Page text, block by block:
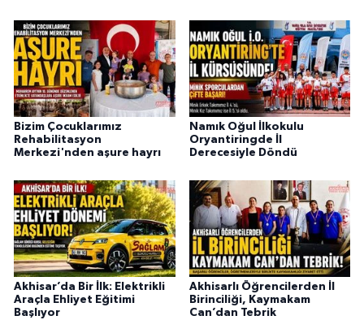
Bizim Çocuklarımız
Rehabilitasyon
Merkezi'nden aşure hayrı
Namık Oğul İlkokulu
Oryantiringde İl
Derecesiyle Döndü
Akhisar’da Bir İlk: Elektrikli
Araçla Ehliyet Eğitimi
Başlıyor
Akhisarlı Öğrencilerden İl
Birinciliği, Kaymakam
Can’dan Tebrik